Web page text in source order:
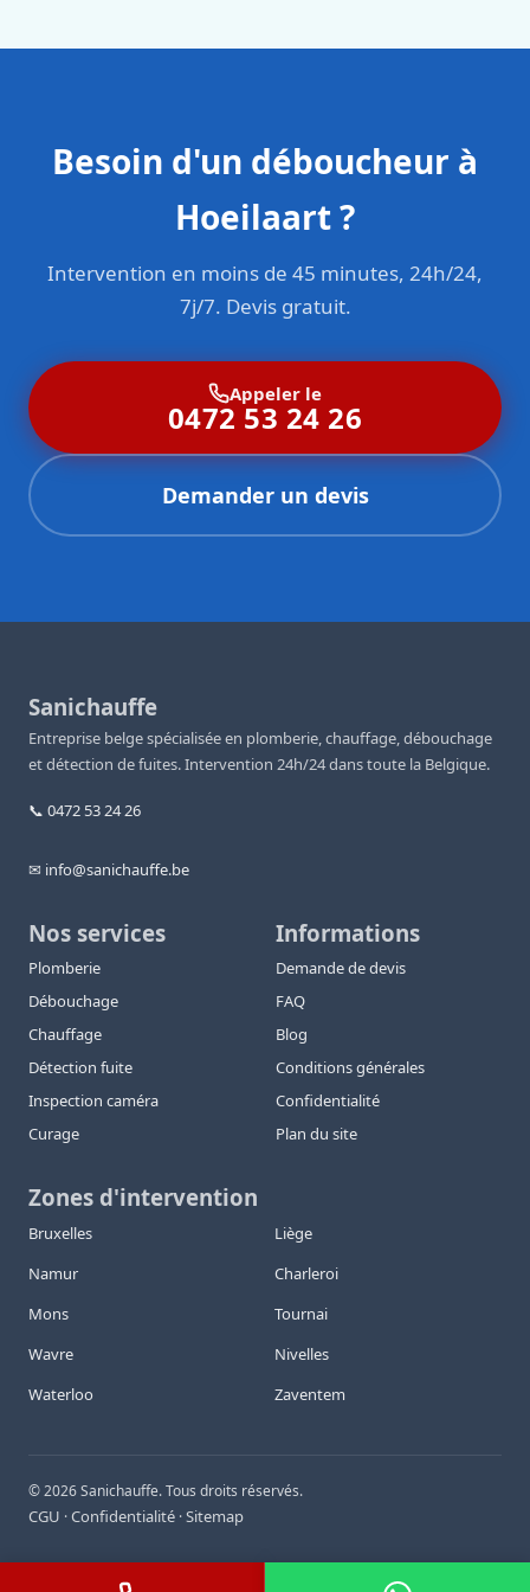
Besoin d'un déboucheur à
Hoeilaart ?
Intervention en moins de 45 minutes, 24h/24,
7j/7. Devis gratuit.
Appeler le
0472 53 24 26
Demander un devis
Sanichauffe
Entreprise belge spécialisée en plomberie, chauffage, débouchage
et détection de fuites. Intervention 24h/24 dans toute la Belgique.
📞 0472 53 24 26
✉ info@sanichauffe.be
Nos services
Plomberie
Débouchage
Chauffage
Détection fuite
Inspection caméra
Curage
Informations
Demande de devis
FAQ
Blog
Conditions générales
Confidentialité
Plan du site
Zones d'intervention
Bruxelles
Liège
Namur
Charleroi
Mons
Tournai
Wavre
Nivelles
Waterloo
Zaventem
©2026Sanichauffe. Tous droits réservés.
CGU ·Confidentialité ·Sitemap